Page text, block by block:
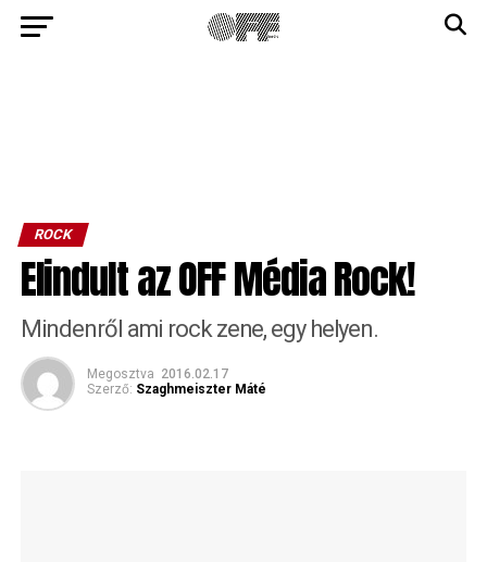
ROCK
Elindult az OFF Média Rock!
Mindenről ami rock zene, egy helyen.
Megosztva 2016.02.17
Szerző: Szaghmeiszter Máté